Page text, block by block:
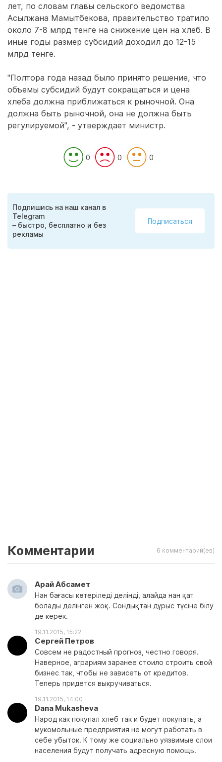
лет, по словам главы сельского ведомства
Асылжана Мамытбекова, правительство тратило
около 7-8 млрд тенге на снижение цен на хлеб. В
иные годы размер субсидий доходил до 12-15
млрд тенге.
"Полтора года назад было принято решение, что
объемы субсидий будут сокращаться и цена
хлеба должна приближаться к рыночной. Она
должна быть рыночной, она не должна быть
регулируемой", - утверждает министр.
0 0 0
Подпишись на наш канал в
Telegram
– быстро, бесплатно и без
рекламы
Подписаться
Комментарии 6 комментарий(ев)
Арай Абсамет
Нан бағасы көтеріледі делінді, алайда нан қат
болады делінген жоқ. Сондықтан дұрыс түсіне білу
де керек.
19.11.2015, 15:22
Сергей Петров
Совсем не радостный прогноз, честно говоря.
Наверное, аграриям заранее стоило строить свой
бизнес так, чтобы не зависеть от кредитов.
Теперь придется выкручиваться.
19.11.2015, 14:00
Dana Mukasheva
Народ как покупал хлеб так и будет покупать, а
мукомольные предприятия не могут работать в
себе убыток. К тому же социально уязвимые слои
населения будут получать адресную помощь.